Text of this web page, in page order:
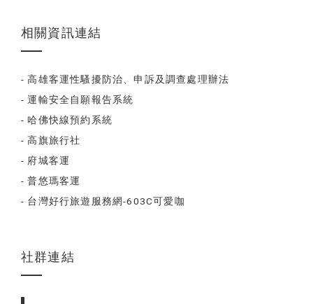
相關資訊連結
- 高雄客運性騷擾防治、申訴及調查處理辦法
- 運輸安全自願報告系統
- 哈佛快線預約系統
- 高旗旅行社
- 府城客運
- 普悠瑪客運
- 台灣好行旅遊服務網-603C可愛咖
社群連結